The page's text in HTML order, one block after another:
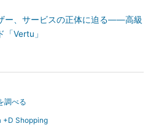
ー、サービスの正体に迫る――高級
Vertu」
調べる
+D Shopping